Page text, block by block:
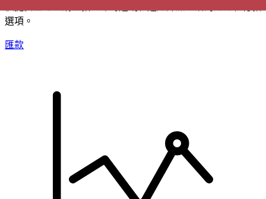
選項。
匯款